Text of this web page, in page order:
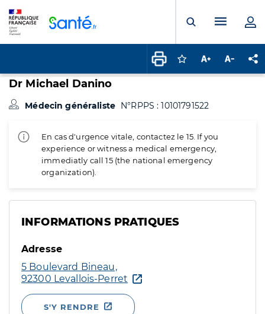
Ouvrir laMenu
Connectez-vous
Augmenter la
Dr Michael Danino
Médecin généraliste N°RPPS : 10101791522
En cas d'urgence vitale, contactez le 15. If you
experience or witness a medical emergency,
immediatly call 15 (the national emergency
organization).
INFORMATIONS PRATIQUES
Adresse
5 Boulevard Bineau,
92300 Levallois-Perret
S'Y RENDRE